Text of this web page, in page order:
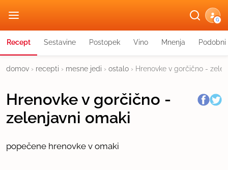
G
Recept Sestavine Postopek Vino Mnenja
domov › recepti › mesne jedi › ostalo › Hrenovke v gorčično -
Hrenovke v gorčično -
zelenjavni omaki
popečene hrenovke v omaki